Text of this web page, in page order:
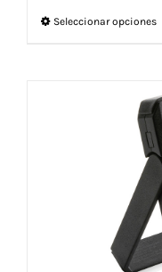
Seleccionar opciones